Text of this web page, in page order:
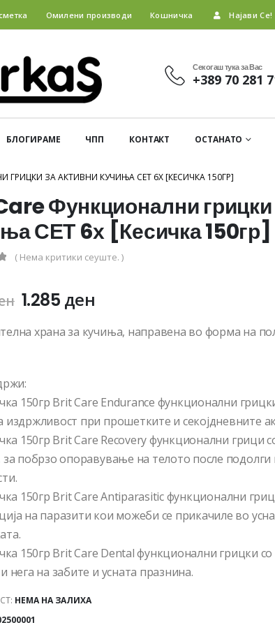
Омилени производи Кошничка Најави Се!
Секогаш тука за Вас
+389 70 281
БЛОГИРАМЕ ЧПП КОНТАКТ ОСТАНАТО
ГРИЦКИ ЗА АКТИВНИ КУЧИЊА СЕТ 6Х [КЕСИЧКА 150ГР]
Функционални грицки
СЕТ 6х [Кесичка 150гр]
( Нема критики сеуште. )
1.285 ден
храна за кучиња, направена во форма на
150гр Brit Care Endurance функционални
издржливост при прошетките и секојдневните
150гр Brit Care Recovery функционални грици
побрзо опоравување на телото после
150гр Brit Care Antiparasitic функционални
на паразити кои можеби се прикачиле во
150гр Brit Care Dental функционални грицки
нега на забите и усната празнина.
НЕМА НА ЗАЛИХА